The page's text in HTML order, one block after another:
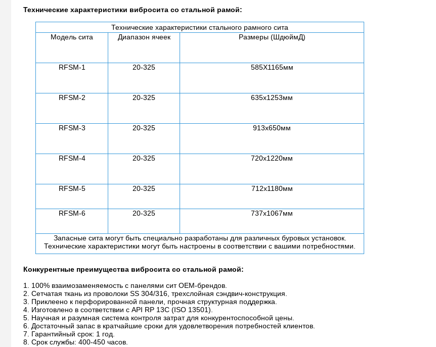
Технические характеристики вибросита со стальной рамой:
Технические характеристики стального рамного сита
Модель сита
Диапазон ячеек Размеры (ШдюймД)
RFSM-1 20-325 585X1165мм
RFSM-2 20-325 635x1253мм
RFSM-3 20-325 913x650мм
RFSM-4 20-325 720x1220мм
RFSM-5 20-325 712x1180мм
RFSM-6 20-325 737x1067мм
Запасные сита могут быть специально разработаны для различных буровых установок.
Технические характеристики могут быть настроены в соответствии с вашими потребностями.
Конкурентные преимущества вибросита со стальной рамой:
1. 100% взаимозаменяемость с панелями сит OEM-брендов.
2. Сетчатая ткань из проволоки SS 304/316, трехслойная сэндвич-конструкция.
3. Приклеено к перфорированной панели, прочная структурная поддержка.
4. Изготовлено в соответствии с API RP 13C (ISO 13501).
5. Научная и разумная система контроля затрат для конкурентоспособной цены.
6. Достаточный запас в кратчайшие сроки для удовлетворения потребностей клиентов.
7. Гарантийный срок: 1 год.
8. Срок службы: 400-450 часов.